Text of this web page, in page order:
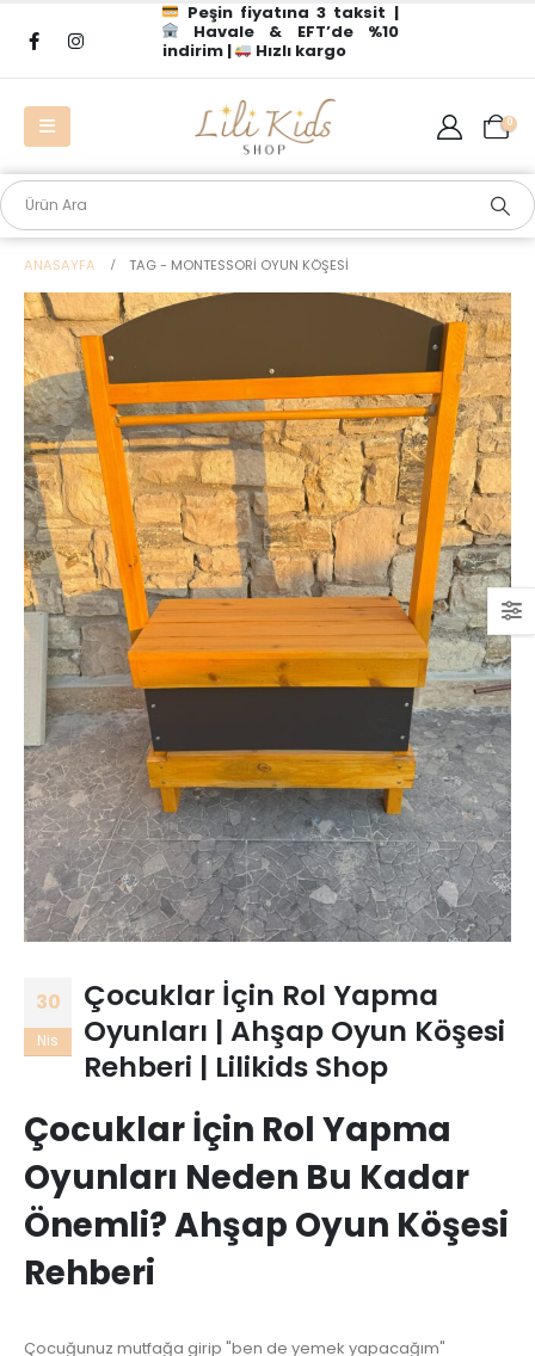
Peşin fiyatına 3 taksit |
Havale & EFT’de %10
indirim |
Hızlı kargo
0
ANASAYFA TAG - MONTESSORI OYUN KÖŞESI
30
Nis
Çocuklar İçin Rol Yapma
Oyunları | Ahşap Oyun Köşesi
Rehberi | Lilikids Shop
Çocuklar İçin Rol Yapma
Oyunları Neden Bu Kadar
Önemli? Ahşap Oyun Köşesi
Rehberi
Çocuğunuz mutfağa girip "ben de yemek yapacağım"